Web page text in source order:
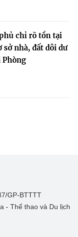
chỉ rõ tồn tại
sở nhà, đất dôi dư
Phòng
GP-BTTTT
- Thể thao và Du lịch